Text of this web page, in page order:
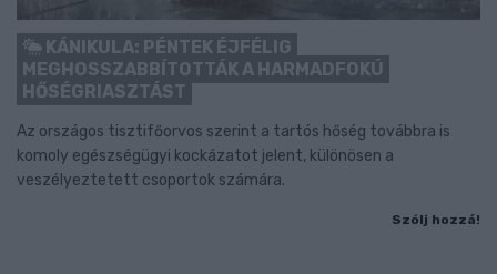
KÁNIKULA: PÉNTEK ÉJFÉLIG
MEGHOSSZABBÍTOTTÁK A HARMADFOKÚ
HŐSÉGRIASZTÁST
Az országos tisztifőorvos szerint a tartós hőség továbbra is
komoly egészségügyi kockázatot jelent, különösen a
veszélyeztetett csoportok számára.
Szólj hozzá!